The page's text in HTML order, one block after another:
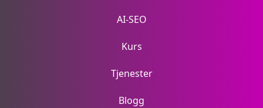
AI-SEO
Kurs
Tjenester
Blogg